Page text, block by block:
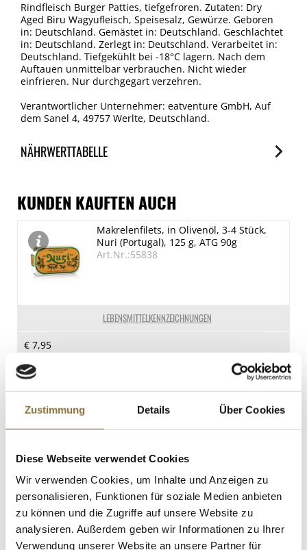
Zustimmung Details Über Cookies
Diese Webseite verwendet Cookies
Wir verwenden Cookies, um Inhalte und Anzeigen zu
personalisieren, Funktionen für soziale Medien anbieten
zu können und die Zugriffe auf unsere Website zu
analysieren. Außerdem geben wir Informationen zu Ihrer
Verwendung unserer Website an unsere Partner für
Rindfleisch Burger Patties, tiefgefroren. Zutaten: Dry
Aged Biru Wagyufleisch, Speisesalz, Gewürze. Geboren
in: Deutschland. Gemästet in: Deutschland. Geschlachtet
in: Deutschland. Zerlegt in: Deutschland. Verarbeitet in:
Deutschland. Tiefgekühlt bei -18°C lagern. Nach dem
Auftauen unmittelbar verbrauchen. Nicht wieder
einfrieren. Nur durchgegart verzehren.
Verantwortlicher Unternehmer: eatventure GmbH, Auf
dem Sanel 4, 49757 Werlte, Deutschland.
NÄHRWERTTABELLE
je 100g
Brennwert
1209 kJ/292 kcal
Fett
26 g
0 g
davon Zucker
Eiweiß
15 g
1.1 g
KUNDEN KAUFTEN AUCH
LEBENSMITTELKENNZEICHNUNGEN
Makrelenfilets, in Olivenöl, 3-4 Stück,
Nuri (Portugal), 125 g, ATG 90g
Art.Nr.:55838
€ 7,95
St.
LEBENSMITTELKENNZEICHNUNGEN
Aceto Balsamico di Modena g.g.A., FM
€ 24,80